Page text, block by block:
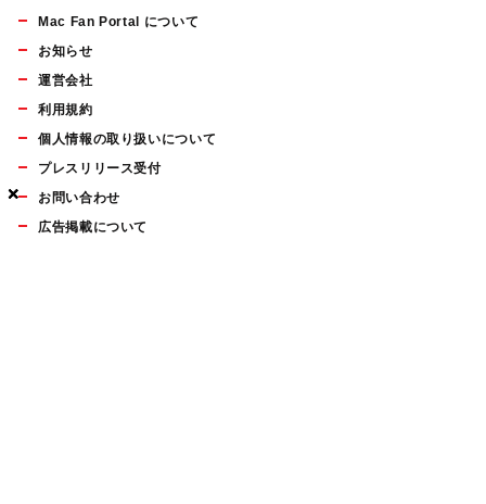
×
×
×
Mac Fan Portal について
お知らせ
運営会社
利用規約
個人情報の取り扱いについて
プレスリリース受付
お問い合わせ
広告掲載について